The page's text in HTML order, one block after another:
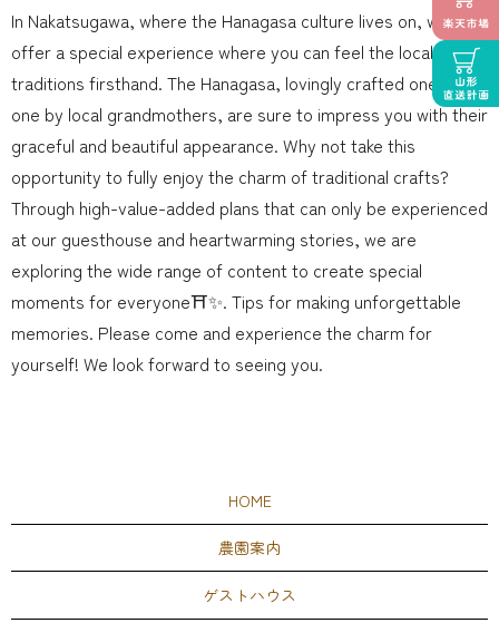
In Nakatsugawa, where the Hanagasa culture lives on, we
offer a special experience where you can feel the local
traditions firsthand. The Hanagasa, lovingly crafted one by
one by local grandmothers, are sure to impress you with their
graceful and beautiful appearance. Why not take this
opportunity to fully enjoy the charm of traditional crafts?
Through high-value-added plans that can only be experienced
at our guesthouse and heartwarming stories, we are
exploring the wide range of content to create special
moments for everyone⛩️✨. Tips for making unforgettable
memories. Please come and experience the charm for
yourself! We look forward to seeing you.
HOME
農園案内
ゲストハウス